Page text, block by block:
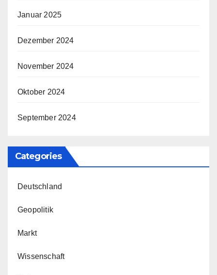
Januar 2025
Dezember 2024
November 2024
Oktober 2024
September 2024
Categories
Deutschland
Geopolitik
Markt
Wissenschaft